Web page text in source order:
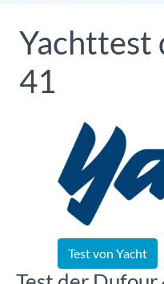
Yachttest
41
Test von Yacht